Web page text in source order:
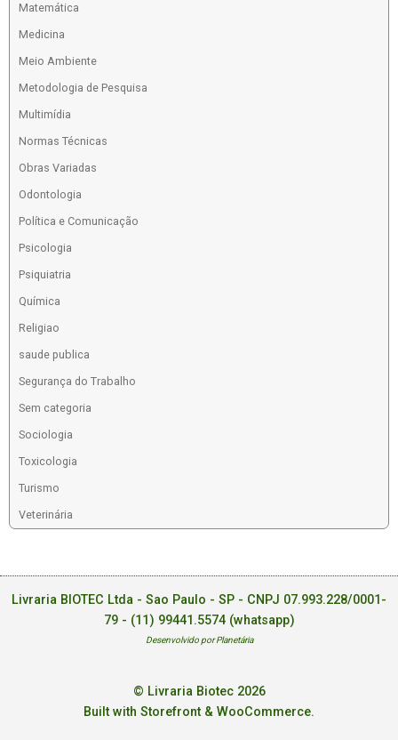
Matemática
Medicina
Meio Ambiente
Metodologia de Pesquisa
Multimídia
Normas Técnicas
Obras Variadas
Odontologia
Política e Comunicação
Psicologia
Psiquiatria
Química
Religiao
saude publica
Segurança do Trabalho
Sem categoria
Sociologia
Toxicologia
Turismo
Veterinária
Livraria BIOTEC Ltda - Sao Paulo - SP - CNPJ 07.993.228/0001-
79 - (11) 99441.5574 (whatsapp)
Desenvolvido por Planetária
© Livraria Biotec 2026
Built with Storefront & WooCommerce.